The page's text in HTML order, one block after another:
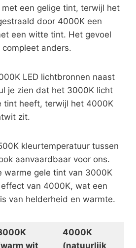
een gelige tint, terwijl het
door 4000K een
een witte tint. Het gevoel
anders.
LED lichtbronnen naast
je zien dat het 3000K licht
tint heeft, terwijl het 4000K
zit.
kleurtemperatuur tussen
aanvaardbaar voor ons.
warme gele tint van 3000K
van 4000K, wat een
van helderheid en warmte.
wit
4000K
(natuurlijk